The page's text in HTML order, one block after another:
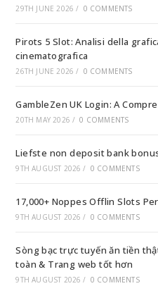
29TH JUNE 2026 / 0 COMMENTS
Pirots 5 Slot: Analisi della
cinematografica
26TH JUNE 2026 / 0 COMMENTS
GambleZen UK Login: A
20TH MAY 2026 / 0 COMMENTS
Liefste non deposit bank
9TH AUGUST 2026 / 0 COMMENTS
17,000+ Noppes Offlin Slots
9TH AUGUST 2026 / 0 COMMENTS
Sòng bạc trực tuyến ăn tiền
toàn & Trang web tốt hơn
9TH AUGUST 2026 / 0 COMMENTS